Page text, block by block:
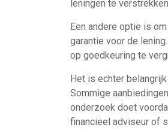
leningen te
Een andere optie is
garantie voor de
op goedkeuring te
Het is echter
Sommige
onderzoek doet
financieel adviseur of